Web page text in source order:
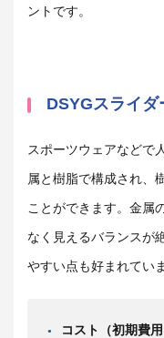
ントです。
DSYGスライダ
スポーツウェアなどで
属と樹脂で構成され、
ことができます。金属
なく見えるバランスが
やすい点も好まれてい
コスト（初期費